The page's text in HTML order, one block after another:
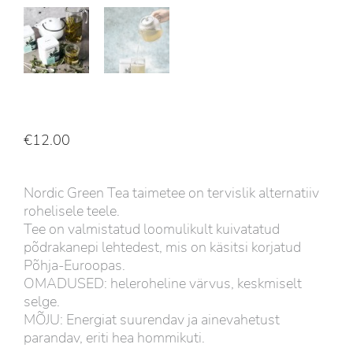
€12.00
Nordic Green Tea taimetee on tervislik alternatiiv
rohelisele teele.
Tee on valmistatud loomulikult kuivatatud
põdrakanepi lehtedest, mis on käsitsi korjatud
Põhja-Euroopas.
OMADUSED: heleroheline värvus, keskmiselt
selge.
MÕJU: Energiat suurendav ja ainevahetust
parandav, eriti hea hommikuti.